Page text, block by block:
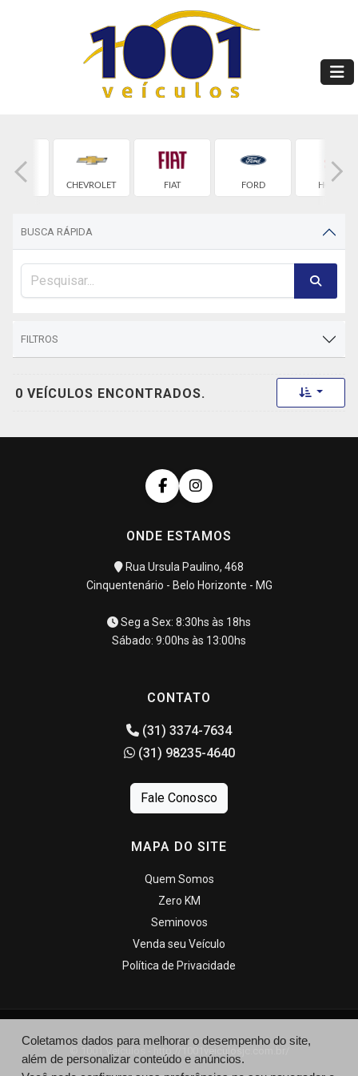
BYD
CHEVROLET
FIAT FORD HONDA
BUSCA RÁPIDA
FILTROS
0 VEÍCULOS ENCONTRADOS. Toggle
ONDE ESTAMOS
Rua Ursula Paulino, 468
Cinquentenário - Belo Horizonte - MG
Seg a Sex: 8:30hs às 18hs
Sábado: 9:00hs às 13:00hs
CONTATO
(31) 3374-7634
(31) 98235-4640
Fale Conosco
MAPA DO SITE
Quem Somos
Zero KM
Seminovos
Venda seu Veículo
Política de Privacidade
© 1001 Veiculos - http://1001veiculosjc.com.br/
Coletamos dados para melhorar o desempenho do site,
além de personalizar conteúdo e anúncios.